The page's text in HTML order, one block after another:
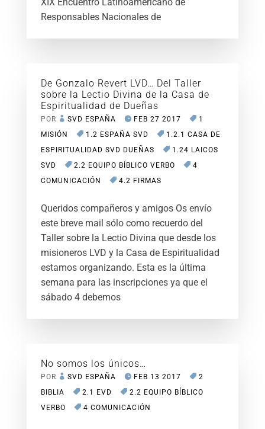
Responsables Nacionales de
De Gonzalo Revert LVD… Del Taller
sobre la Lectio Divina de la Casa de
Espiritualidad de Dueñas
POR SVD ESPAÑA FEB 27 2017
1
MISIÓN
1.2 ESPAÑA SVD
1.2.1 CASA DE
ESPIRITUALIDAD SVD DUEÑAS
1.24 LAICOS
SVD
2.2 EQUIPO BÍBLICO VERBO
4
COMUNICACIÓN
4.2 FIRMAS
Queridos compañeros y amigos Os envío
este breve mail sólo como recuerdo del
Taller sobre la Lectio Divina que desde los
misioneros LVD y la Casa de Espiritualidad
estamos organizando. Esta es la última
semana para las inscripciones ya que el
sábado 4 debemos
No somos los únicos…
POR SVD ESPAÑA FEB 13 2017
2
BIBLIA
2.1 EVD
2.2 EQUIPO BÍBLICO
VERBO
4 COMUNICACIÓN